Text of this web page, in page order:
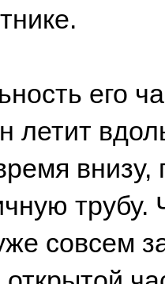
его
летит
трубу.
совсем